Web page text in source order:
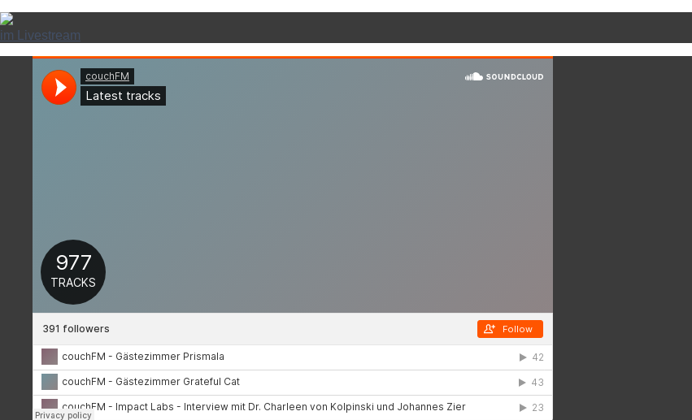
im Livestream